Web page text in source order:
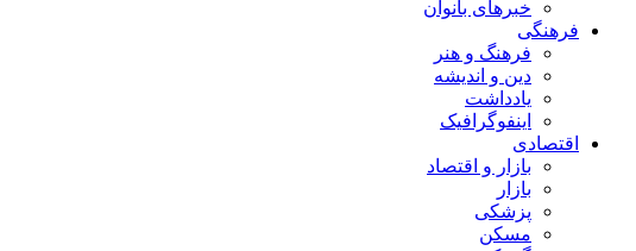
خبرهای بانوان
فرهنگی
فرهنگ و هنر
دین و اندیشه
یادداشت
اینفوگرافیک
اقتصادی
بازار و اقتصاد
بازار
پزشکی
مسکن